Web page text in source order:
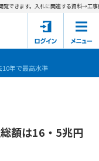
できます。入札に関連する資料→工事費
年で最高水準
額は16・5兆円